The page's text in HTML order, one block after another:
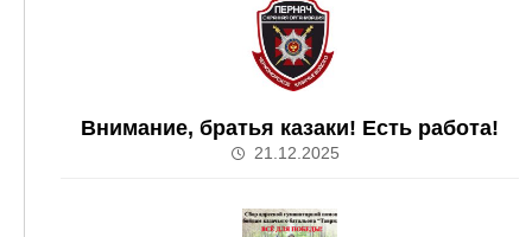
Внимание, братья казаки! Есть работа!
21.12.2025